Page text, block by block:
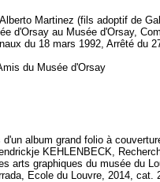
Martinez (fils adoptif de
d'Orsay au Musée d'Orsay,
du 18 mars 1992, Arrêté du
du Musée d'Orsay
album grand folio à
KEHLENBECK,
arts graphiques du musée du
Ecole du Louvre, 2014, cat.